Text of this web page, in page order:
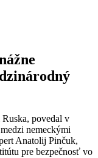
Ruska, povedal v
nemeckými
Anatolij Pinčuk,
pre bezpečnosť vo